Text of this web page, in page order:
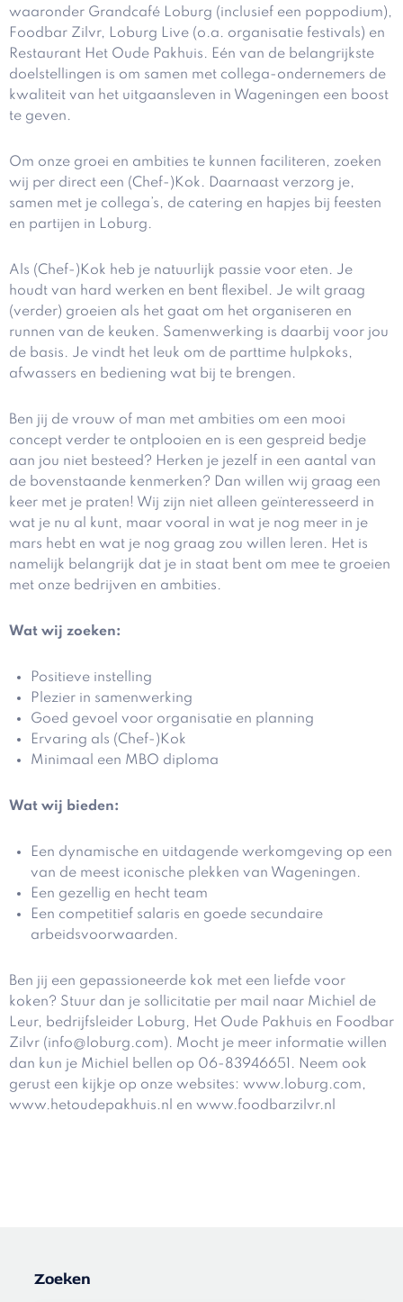
waaronder Grandcafé Loburg (inclusief een poppodium),
Foodbar Zilvr, Loburg Live (o.a. organisatie festivals) en
Restaurant Het Oude Pakhuis. Eén van de belangrijkste
doelstellingen is om samen met collega-ondernemers de
kwaliteit van het uitgaansleven in Wageningen een boost
te geven.
Om onze groei en ambities te kunnen faciliteren, zoeken
wij per direct een (Chef-)Kok. Daarnaast verzorg je,
samen met je collega’s, de catering en hapjes bij feesten
en partijen in Loburg.
Als (Chef-)Kok heb je natuurlijk passie voor eten. Je
houdt van hard werken en bent flexibel. Je wilt graag
(verder) groeien als het gaat om het organiseren en
runnen van de keuken. Samenwerking is daarbij voor jou
de basis. Je vindt het leuk om de parttime hulpkoks,
afwassers en bediening wat bij te brengen.
Ben jij de vrouw of man met ambities om een mooi
concept verder te ontplooien en is een gespreid bedje
aan jou niet besteed? Herken je jezelf in een aantal van
de bovenstaande kenmerken? Dan willen wij graag een
keer met je praten! Wij zijn niet alleen geïnteresseerd in
wat je nu al kunt, maar vooral in wat je nog meer in je
mars hebt en wat je nog graag zou willen leren. Het is
namelijk belangrijk dat je in staat bent om mee te groeien
met onze bedrijven en ambities.
Wat wij zoeken:
Positieve instelling
Plezier in samenwerking
Goed gevoel voor organisatie en planning
Ervaring als (Chef-)Kok
Minimaal een MBO diploma
Wat wij bieden:
Een dynamische en uitdagende werkomgeving op een
van de meest iconische plekken van Wageningen.
Een gezellig en hecht team
Een competitief salaris en goede secundaire
arbeidsvoorwaarden.
Ben jij een gepassioneerde kok met een liefde voor
koken? Stuur dan je sollicitatie per mail naar Michiel de
Leur, bedrijfsleider Loburg, Het Oude Pakhuis en Foodbar
Zilvr (info@loburg.com). Mocht je meer informatie willen
dan kun je Michiel bellen op 06-83946651. Neem ook
gerust een kijkje op onze websites: www.loburg.com,
www.hetoudepakhuis.nl en www.foodbarzilvr.nl
Zoeken